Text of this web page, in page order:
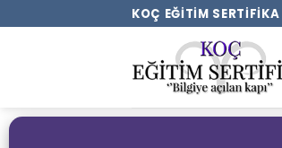
KOÇ EĞITIM SERTIFIKA